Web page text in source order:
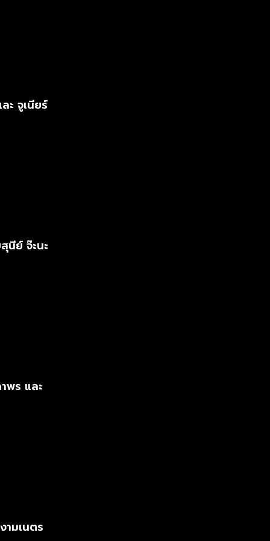
ะ จูเนียร์
นีย์ จ๊ะนะ
พร และ
มเนตร